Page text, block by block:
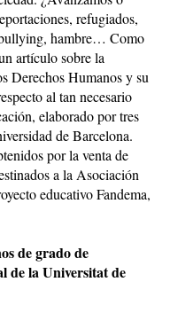
refugiados,
hambre… Como
artículo sobre la
Derechos Humanos y su
al tan necesario
elaborado por tres
de Barcelona.
por la venta de
a la Asociación
educativo Fandema,
de grado de
de la Universitat de